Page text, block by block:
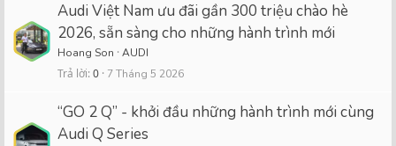
Audi Việt Nam ưu đãi gần 300 triệu chào hè
2026, sẵn sàng cho những hành trình mới
Hoang Son AUDI
Trả lời 0 7 Tháng 5 2026
“GO 2 Q” - khởi đầu những hành trình mới cùng
Audi Q Series